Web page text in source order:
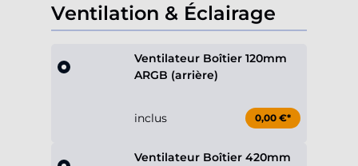
Ventilation & Éclairage
Ventilateur Boîtier 120mm
ARGB (arrière)
inclus 0,00 €*
Ventilateur Boîtier 420mm